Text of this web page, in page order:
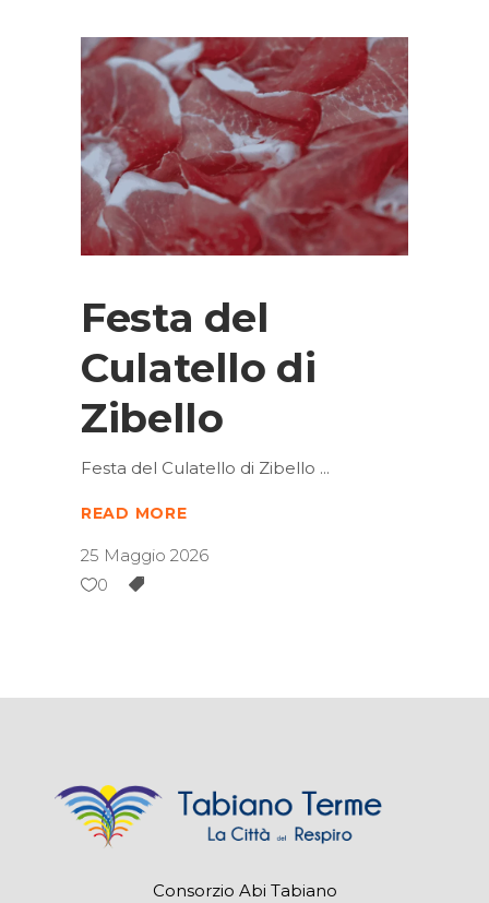
Festa del
Culatello di
Zibello
Festa del Culatello di Zibello
READ MORE
25 Maggio 2026
0
Consorzio Abi Tabiano